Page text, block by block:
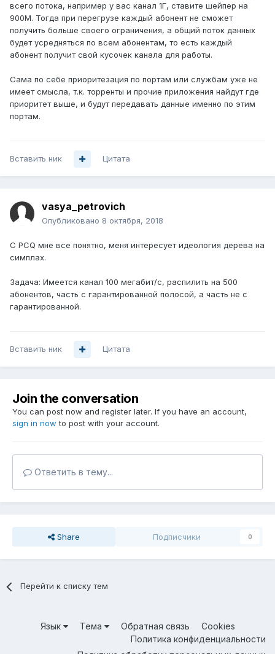
всего потока, например у вас канал 1Г, ставите шейпер на
900М. Тогда при перегрузе каждый абонент не сможет
получить больше своего ограничения, а общий поток данных
будет усредняться по всем абонентам, то есть каждый
абонент получит свой кусочек канала для работы.
Сама по себе приоритезация по портам или службам уже не
имеет смысла, т.к. торренты и прочие приложения найдут где
приоритет выше, и будут передавать данные именно по этим
портам.
Вставить ник Цитата
vasya_petrovich
Опубликовано 8 октября, 2018
С PCQ мне все понятно, меня интересует идеология дерева на
симплах.
Задача: Имеется канал 100 мегабит/с, распилить на 500
абонентов, часть с гарантированной полосой, а часть не с
гарантированной.
Вставить ник Цитата
Join the conversation
You can post now and register later. If you have an account,
sign in now to post with your account.
Ответить в тему...
Share Подписчики 0
Перейти к списку тем
Язык Тема Обратная связь
Cookies
Политика конфиденциальности